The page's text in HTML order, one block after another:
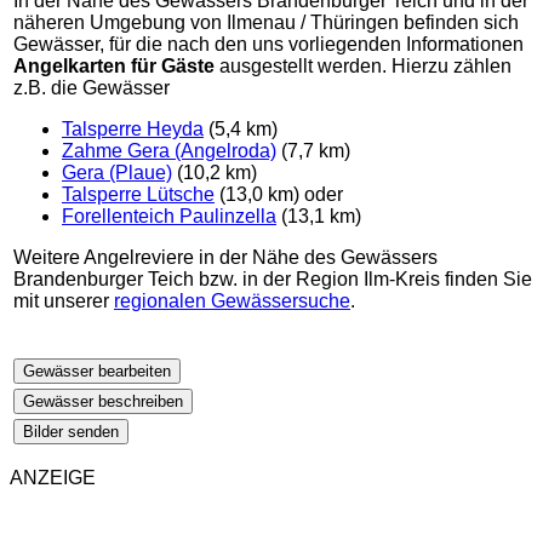
näheren Umgebung von Ilmenau / Thüringen befinden sich
Gewässer, für die nach den uns vorliegenden Informationen
Angelkarten für Gäste ausgestellt werden. Hierzu zählen
z.B. die Gewässer
Talsperre Heyda (5,4 km)
Zahme Gera (Angelroda) (7,7 km)
Gera (Plaue) (10,2 km)
Talsperre Lütsche (13,0 km) oder
Forellenteich Paulinzella (13,1 km)
Weitere Angelreviere in der Nähe des Gewässers
Brandenburger Teich bzw. in der Region Ilm-Kreis finden Sie
mit unserer regionalen Gewässersuche.
Gewässer bearbeiten
Gewässer beschreiben
Bilder senden
ANZEIGE